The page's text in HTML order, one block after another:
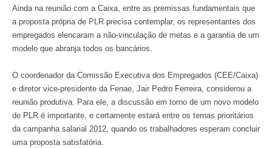
Ainda na reunião com a Caixa, entre as premissas fundamentais que
a proposta própria de PLR precisa contemplar, os representantes dos
empregados elencaram a não-vinculação de metas e a garantia de um
modelo que abranja todos os bancários.
O coordenador da Comissão Executiva dos Empregados (CEE/Caixa)
e diretor vice-presidente da Fenae, Jair Pedro Ferreira, considerou a
reunião produtiva. Para ele, a discussão em torno de um novo modelo
de PLR é importante, e certamente estará entre os temas prioritários
da campanha salarial 2012, quando os trabalhadores esperam concluir
uma proposta satisfatória.